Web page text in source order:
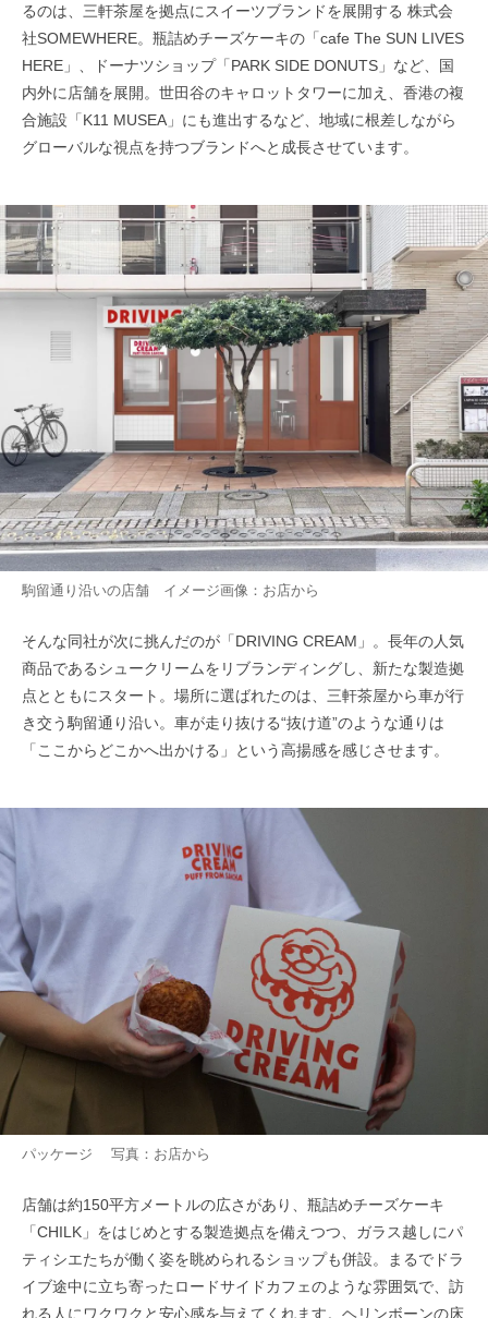
るのは、三軒茶屋を拠点にスイーツブランドを展開する 株式会
社SOMEWHERE。瓶詰めチーズケーキの「cafe The SUN LIVES
HERE」、ドーナツショップ「PARK SIDE DONUTS」など、国
内外に店舗を展開。世田谷のキャロットタワーに加え、香港の複
合施設「K11 MUSEA」にも進出するなど、地域に根差しながら
グローバルな視点を持つブランドへと成長させています。
駒留通り沿いの店舗 イメージ画像：お店から
そんな同社が次に挑んだのが「DRIVING CREAM」。長年の人気
商品であるシュークリームをリブランディングし、新たな製造拠
点とともにスタート。場所に選ばれたのは、三軒茶屋から車が行
き交う駒留通り沿い。車が走り抜ける“抜け道”のような通りは
「ここからどこかへ出かける」という高揚感を感じさせます。
パッケージ 写真：お店から
店舗は約150平方メートルの広さがあり、瓶詰めチーズケーキ
「CHILK」をはじめとする製造拠点を備えつつ、ガラス越しにパ
ティシエたちが働く姿を眺められるショップも併設。まるでドラ
イブ途中に立ち寄ったロードサイドカフェのような雰囲気で、訪
れる人にワクワクと安心感を与えてくれます。ヘリンボーンの床